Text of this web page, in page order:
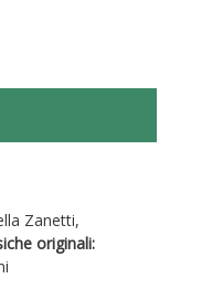
Zanetti,
originali: